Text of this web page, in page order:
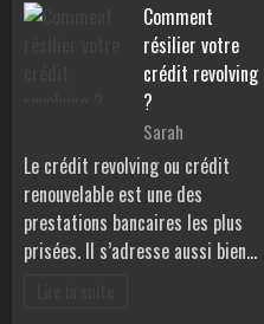
Comment
résilier votre
crédit revolving
?
Sarah
Le crédit revolving ou crédit
renouvelable est une des
prestations bancaires les plus
prisées. Il s’adresse aussi bien…